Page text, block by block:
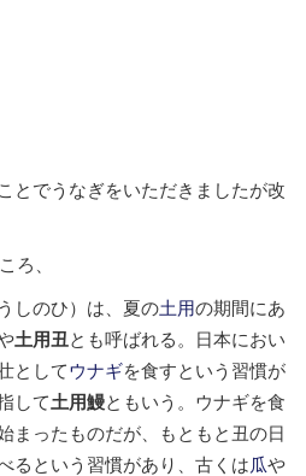
とでうなぎをいただきましたが改
ろ、
しのひ）は、夏の土用の期間にあ
土用丑 とも呼ばれる。日本におい
としてウナギを食すという習慣が
して土用鰻ともいう。ウナギを食
まったものだが、もともと丑の日
るという習慣があり、古くは瓜や